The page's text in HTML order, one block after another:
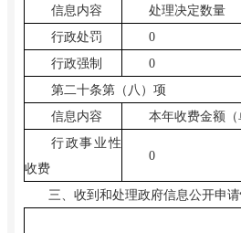
信息内容
处理决定数量
行政处罚
0
行政强制
0
第二十条第（八）项
信息内容
本年收费金额（
行政事业性
收费
0
三、收到和处理政府信息公开申